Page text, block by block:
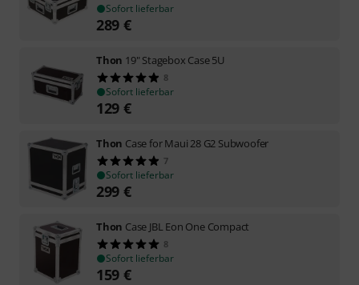
Sofort lieferbar
289 €
Thon 19" Stagebox Case 5U
8
Sofort lieferbar
129 €
Thon Case for Maui 28 G2 Subwoofer
7
Sofort lieferbar
299 €
Thon Case JBL Eon One Compact
8
Sofort lieferbar
159 €